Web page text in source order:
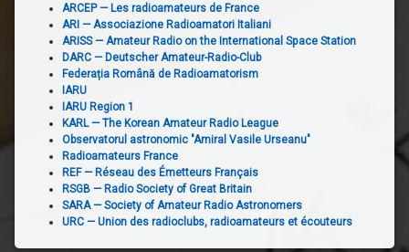
ARCEP — Les radioamateurs de France
ARI — Associazione Radioamatori Italiani
ARISS — Amateur Radio on the International Space Station
DARC — Deutscher Amateur-Radio-Club
Federația Română de Radioamatorism
IARU
IARU Region 1
KARL — The Korean Amateur Radio League
Observatorul astronomic "Amiral Vasile Urseanu"
Radioamateurs France
REF — Réseau des Émetteurs Français
RSGB — Radio Society of Great Britain
SARA — Society of Amateur Radio Astronomers
URC — Union des radioclubs, radioamateurs et écouteurs